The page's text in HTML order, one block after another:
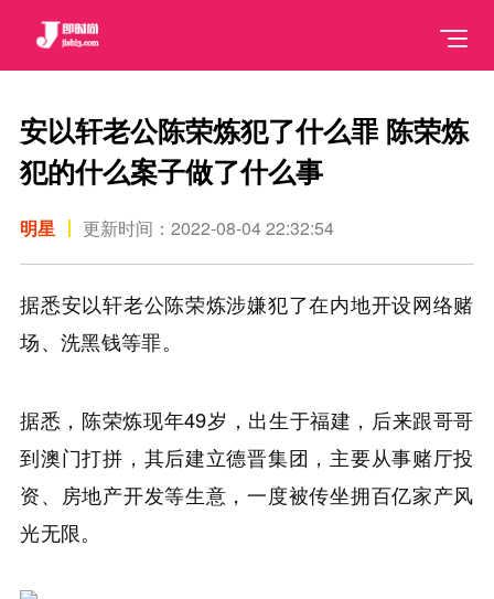
安以轩老公陈荣炼犯了什么罪 陈荣炼
犯的什么案子做了什么事
明星 更新时间：2022-08-04 22:32:54
据悉安以轩老公陈荣炼涉嫌犯了在内地开设网络赌
场、洗黑钱等罪。
据悉，陈荣炼现年49岁，出生于福建，后来跟哥哥
到澳门打拼，其后建立德晋集团，主要从事赌厅投
资、房地产开发等生意，一度被传坐拥百亿家产风
光无限。